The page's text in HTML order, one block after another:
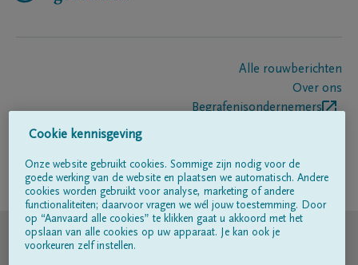
Alle rouwberichten
Over ons
Begrafenisondernemers
Volg ons op
© DELA
Cookie kennisgeving
Onze website gebruikt cookies. Sommige zijn nodig voor de
goede werking van de website en plaatsen we automatisch. Andere
cookies worden gebruikt voor analyse, marketing of andere
functionaliteiten; daarvoor vragen we wél jouw toestemming. Door
op “Aanvaard alle cookies” te klikken gaat u akkoord met het
opslaan van alle cookies op uw apparaat. Je kan ook je
voorkeuren zelf instellen.